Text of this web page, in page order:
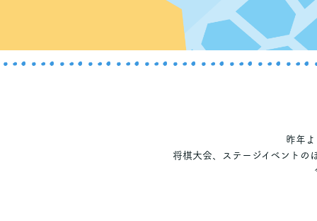
昨年
将棋大会、ステージイベントの